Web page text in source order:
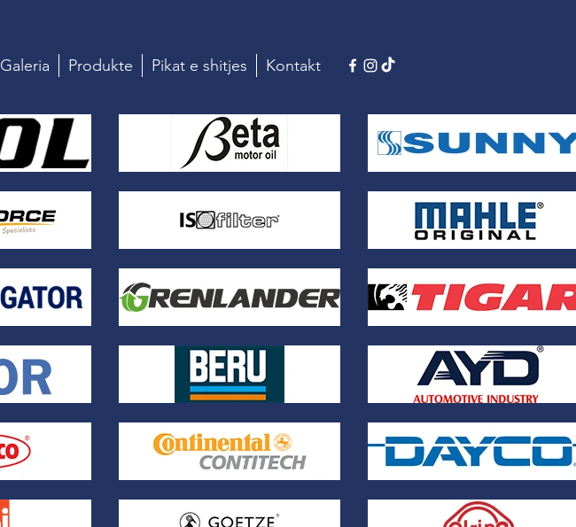
Galeria Produkte Pikat e shitjes Kontakt